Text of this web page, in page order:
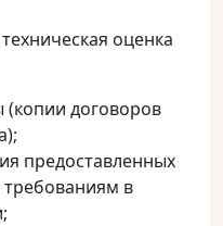
оценка
договоров
предоставленных
требованиям в